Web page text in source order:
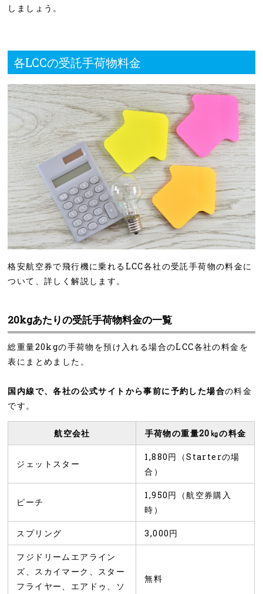
しましょう。
各LCCの受託手荷物料金
格安航空券で飛行機に乗れるLCC各社の受託手荷物の料金に
ついて、詳しく解説します。
20kgあたりの受託手荷物料金の一覧
総重量20kgの手荷物を預け入れる場合のLCC各社の料金を
表にまとめました。
国内線で、各社の公式サイトから事前に予約した場合の料金
です。
航空会社 手荷物の重量20㎏の料金
ジェットスター
1,880円（Starterの場
合）
ピーチ
1,950円（航空券購入
時）
スプリング 3,000円
フジドリームエアライン
ズ、スカイマーク、スター
フライヤー、エアドゥ、ソ
無料